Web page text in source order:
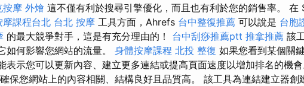
按摩 外燴 這不僅有利於搜尋引擎優化，而且也有利於您的銷售率。 在
摩課程台北 台北 按摩 工具方面，Ahrefs 台中整復推薦 可以說是 台胞
的最大競爭對手，這是有充分理由的！ 台中刮痧推薦ptt 推拿推薦 該
如何影響您網站的流量。 身體按摩課程 北投 整復 如果您看到某個關
表示您可以更新內容、建立更多連結或提高頁面速度以增加排名的機會
保您網站上的內容相關、結構良好且品質高。 該工具為連結建立器創